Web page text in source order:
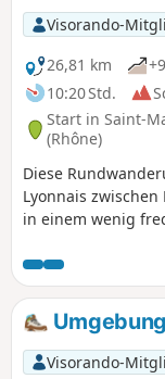
Visorando-
26,81 km
10:20 Std.
Start in Saint-
(Rhône)
Diese
Lyonnais
in einem wenig
Bezançon und
der Grand
und führt durch
Sie ermöglicht es,
römischen
Visorando-